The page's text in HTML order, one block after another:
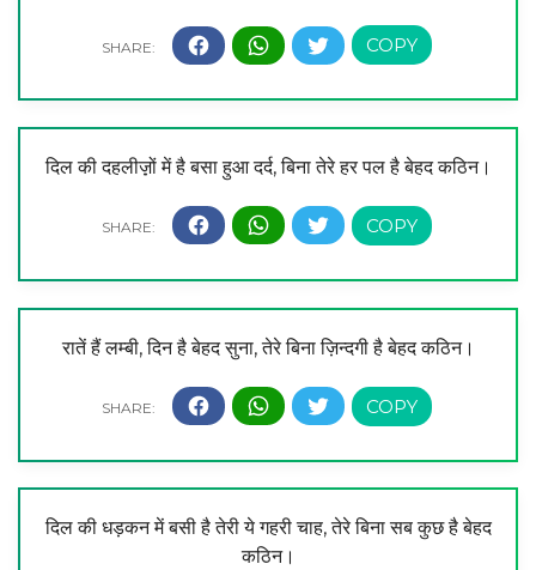
दिल की दहलीज़़ों में है बसा हुआ दर्द, बिना तेरे हर पल है बेहद कठिन।
रातें हैं लम्बी, दिन है बेहद सुना, तेरे बिना ज़िन्दगी है बेहद कठिन।
दिल की धड़कन में बसी है तेरी ये गहरी चाह, तेरे बिना सब कुछ है बेहद
कठिन।